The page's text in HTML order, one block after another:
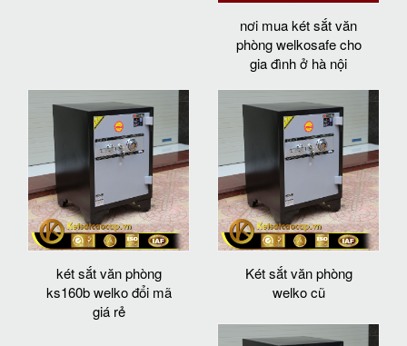
nơi mua két sắt văn
phòng welkosafe cho
gia đình ở hà nội
két sắt văn phòng
ks160b welko đổi mã
giá rẻ
Két sắt văn phòng
welko cũ